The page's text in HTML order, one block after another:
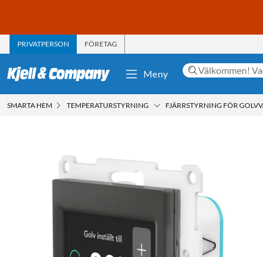
PRIVATPERSON FÖRETAG
Meny
SMARTA HEM TEMPERATURSTYRNING FJÄRRSTYRNING FÖR